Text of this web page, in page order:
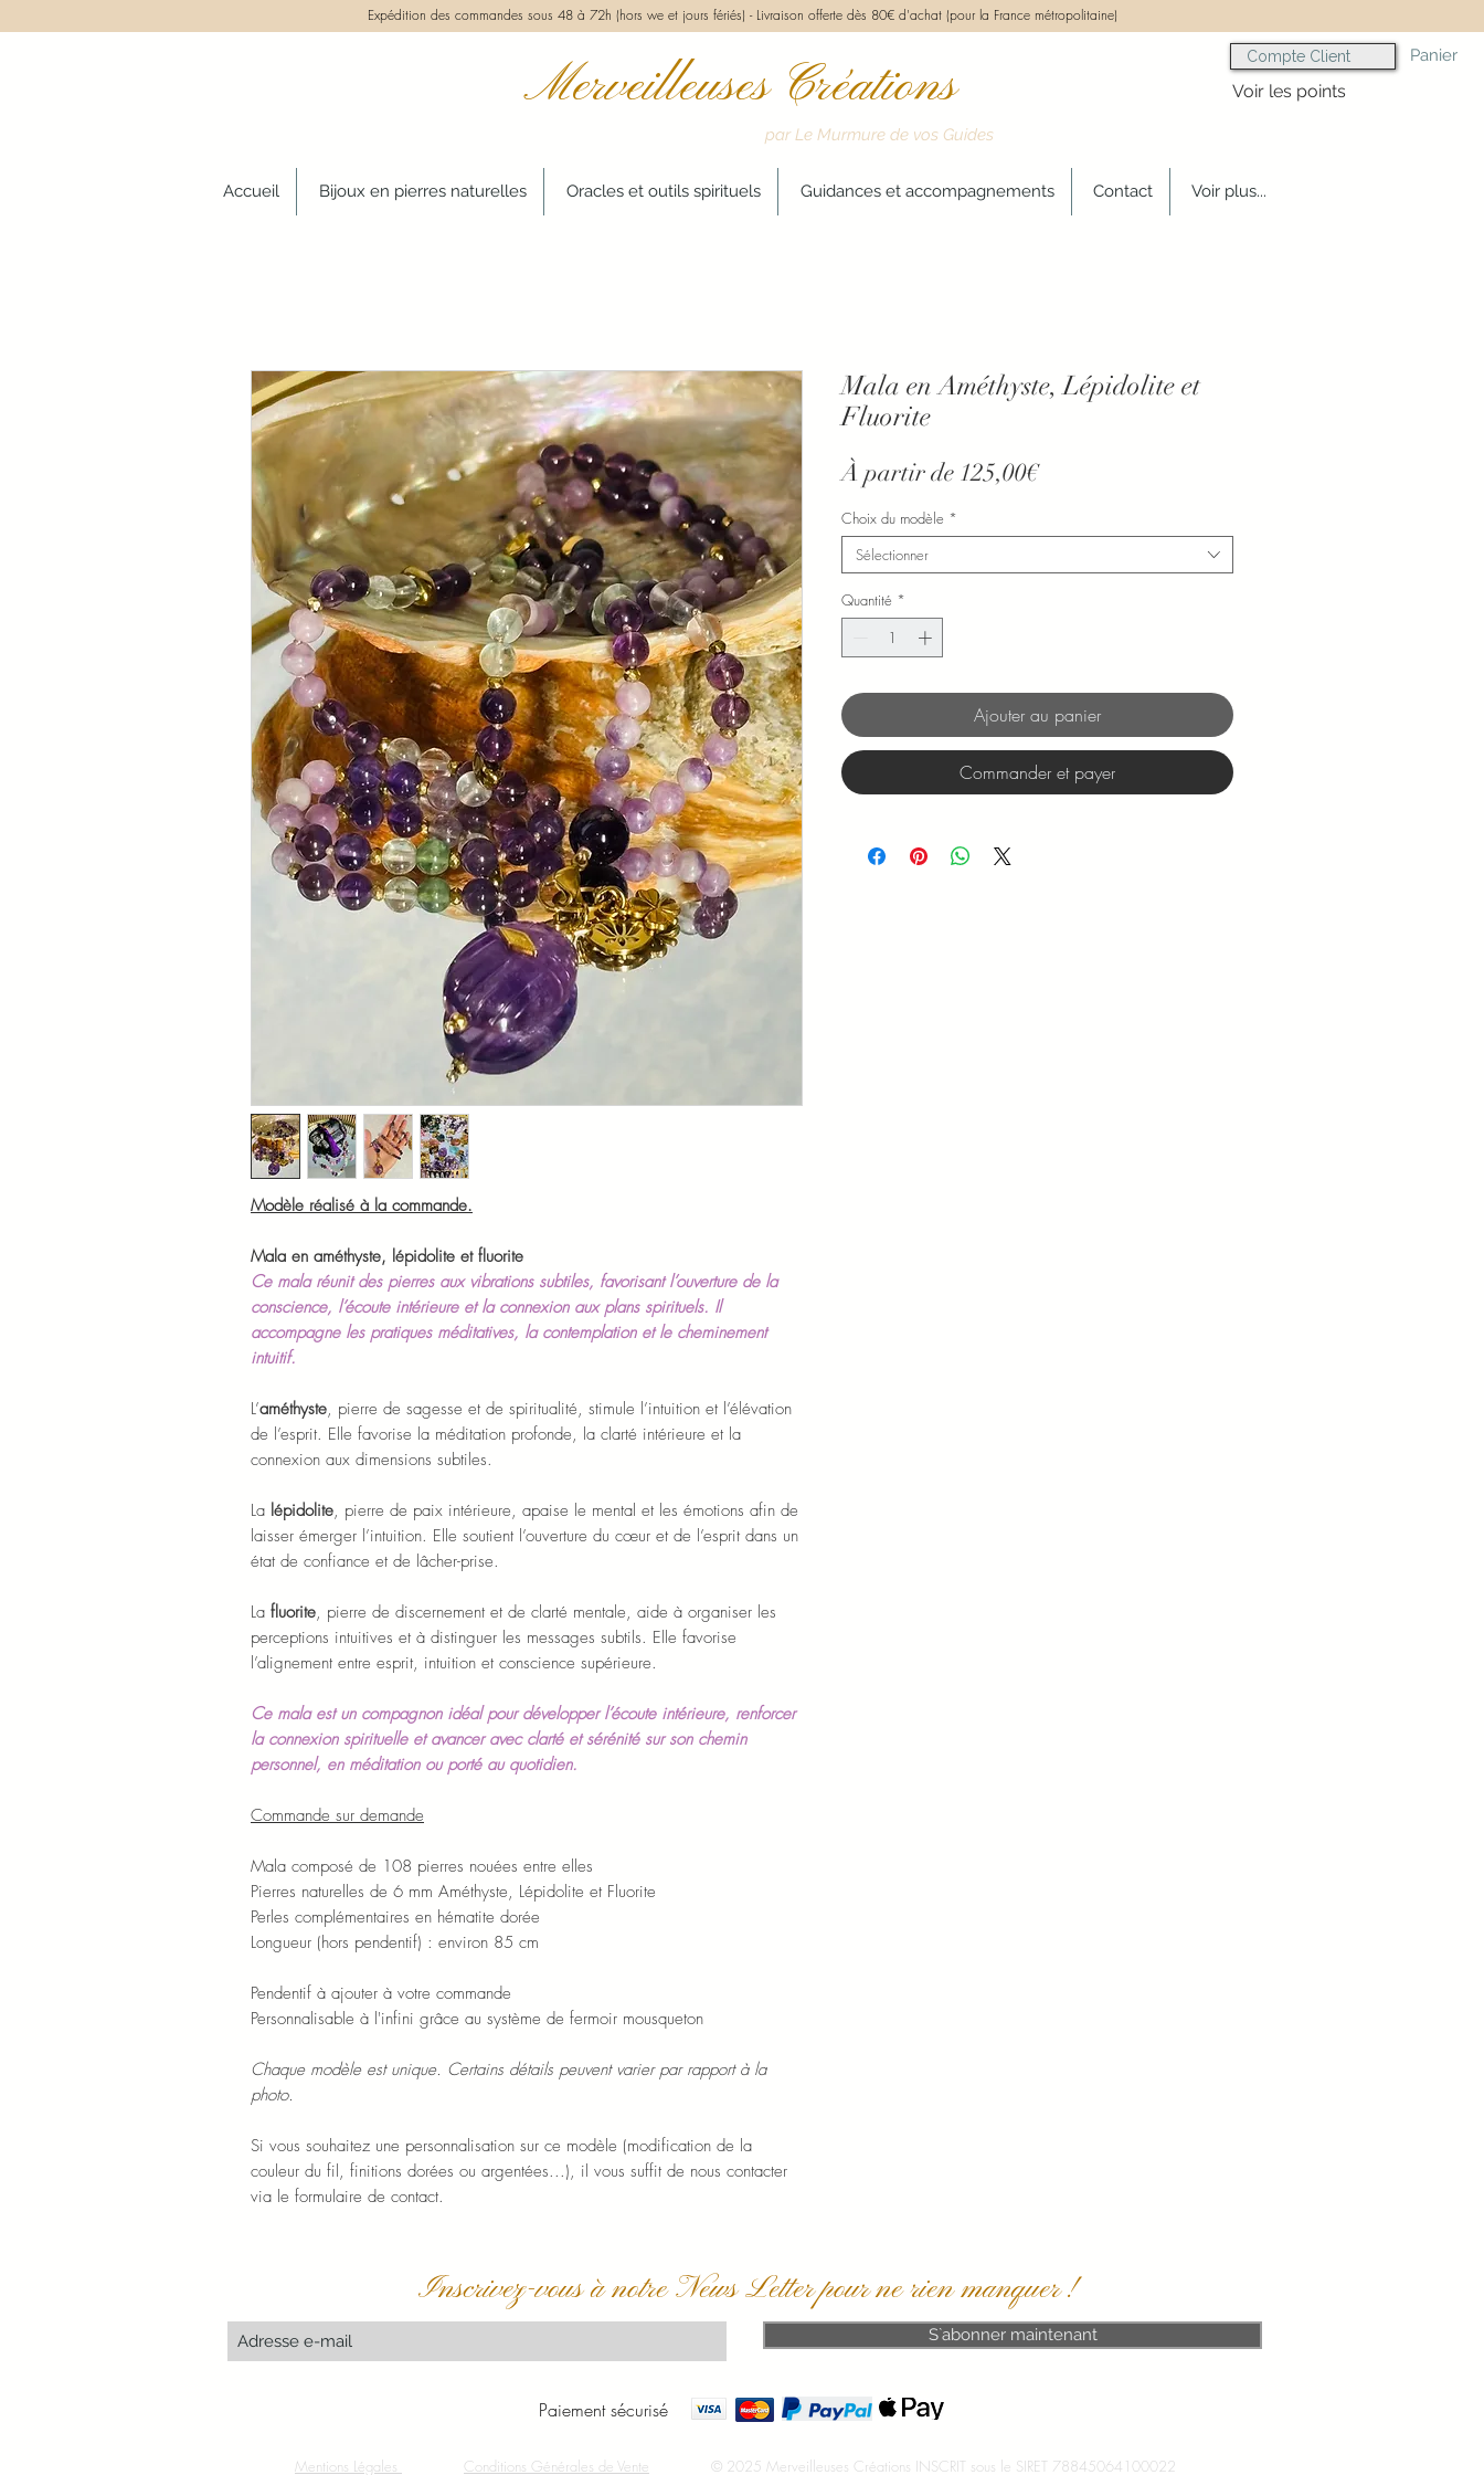
Expédition des commandes sous 48 à 72h (hors we et jours fériés) - Livraison offerte dès 80€ d'achat (pour la France métropolitaine)
Merveilleuses Créations Panier
Compte Client
Voir les points
par Le Murmure de vos Guides
Accueil Bijoux en pierres naturelles Oracles et outils spirituels Guidances et accompagnements Contact Voir plus...
Modèle réalisé à la commande.
Mala en améthyste, lépidolite et fluorite
Ce mala réunit des pierres aux vibrations subtiles, favorisant l’ouverture de la
conscience, l’écoute intérieure et la connexion aux plans spirituels. Il
accompagne les pratiques méditatives, la contemplation et le cheminement
intuitif.
L’améthyste, pierre de sagesse et de spiritualité, stimule l’intuition et l’élévation
de l’esprit. Elle favorise la méditation profonde, la clarté intérieure et la
connexion aux dimensions subtiles.
La lépidolite, pierre de paix intérieure, apaise le mental et les émotions afin de
laisser émerger l’intuition. Elle soutient l’ouverture du cœur et de l’esprit dans un
état de confiance et de lâcher-prise.
La fluorite, pierre de discernement et de clarté mentale, aide à organiser les
perceptions intuitives et à distinguer les messages subtils. Elle favorise
l’alignement entre esprit, intuition et conscience supérieure.
Ce mala est un compagnon idéal pour développer l’écoute intérieure, renforcer
la connexion spirituelle et avancer avec clarté et sérénité sur son chemin
personnel, en méditation ou porté au quotidien.
Commande sur demande
Mala composé de 108 pierres nouées entre elles
Pierres naturelles de 6 mm Améthyste, Lépidolite et Fluorite
Perles complémentaires en hématite dorée
Longueur (hors pendentif) : environ 85 cm
Pendentif à ajouter à votre commande
Personnalisable à l'infini grâce au système de fermoir mousqueton
Chaque modèle est unique. Certains détails peuvent varier par rapport à la
photo.
Si vous souhaitez une personnalisation sur ce modèle (modification de la
couleur du fil, finitions dorées ou argentées...), il vous suffit de nous contacter
via le formulaire de contact.
Mala en Améthyste, Lépidolite et
Fluorite
À partir de 125,00€Prix
Choix du modèle *
Sélectionner
Quantité *
Ajouter au panier
Commander et payer
Inscrivez-vous à notre News Letter pour ne rien manquer !
S`abonner maintenant
Paiement sécurisé
Mentions Légales Conditions Générales de Vente © 2025 Merveilleuses Créations INSCRIT sous le SIRET 78845064100022